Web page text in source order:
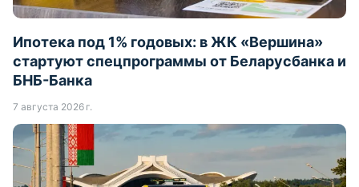
Ипотека под 1% годовых: в ЖК «Вершина»
стартуют спецпрограммы от Беларусбанка и
БНБ-Банка
7 августа 2026 г.